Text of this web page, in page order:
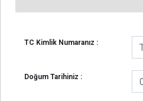
TC Kimlik Numaranız :
Doğum Tarihiniz :